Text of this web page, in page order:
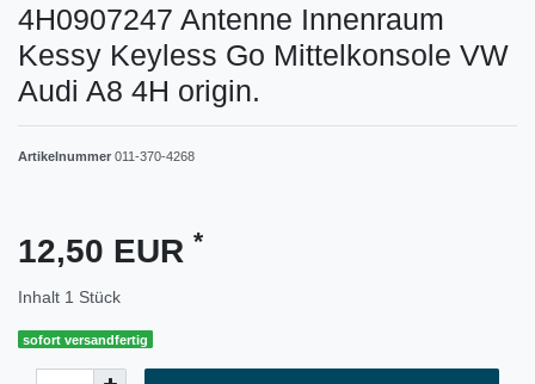
4H0907247 Antenne Innenraum
Kessy Keyless Go Mittelkonsole VW
Audi A8 4H origin.
Artikelnummer 011-370-4268
12,50 EUR *
Inhalt 1 Stück
sofort versandfertig